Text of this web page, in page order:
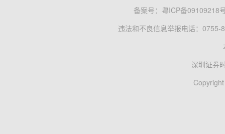
备案号： 粤ICP备09109218
违法和不良信息举报电话：0755-
深圳证券